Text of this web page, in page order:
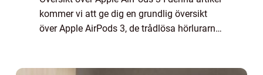
kommer vi att ge dig en grundlig översikt
över Apple AirPods 3, de trådlösa hörlurarna